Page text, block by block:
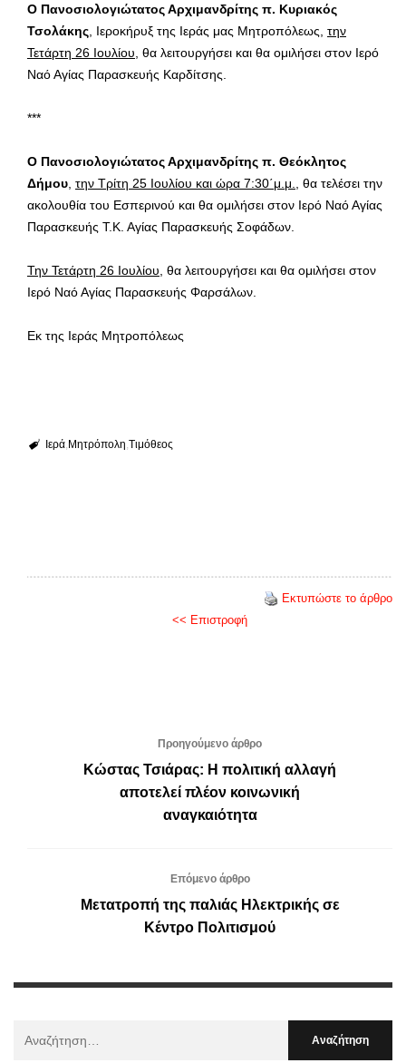
Ο Πανοσιολογιώτατος Αρχιμανδρίτης π. Κυριακός
Τσολάκης , Ιεροκήρυξ της Ιεράς μας Μητροπόλεως, την
Τετάρτη 26 Ιουλίου , θα λειτουργήσει και θα ομιλήσει στον Ιερό
Ναό Αγίας Παρασκευής Καρδίτσης.
***
Ο Πανοσιολογιώτατος Αρχιμανδρίτης π. Θεόκλητος
Δήμου την Τρίτη 25 Ιουλίου και ώρα 7:30΄μ.μ.
, θα τελέσει την
ακολουθία του Εσπερινού και θα ομιλήσει στον Ιερό Ναό Αγίας
Παρασκευής Τ.Κ. Αγίας Παρασκευής Σοφάδων.
Την Τετάρτη 26 Ιουλίου , θα λειτουργήσει και θα ομιλήσει στον
Ιερό Ναό Αγίας Παρασκευής Φαρσάλων.
Εκ της Ιεράς Μητροπόλεως
Ιερά Μητρόπολη Τιμόθεος
Εκτυπώστε το άρθρο
<< Επιστροφή
Προηγούμενο άρθρο
Κώστας Τσιάρας: Η πολιτική αλλαγή
αποτελεί πλέον κοινωνική
αναγκαιότητα
Επόμενο άρθρο
Μετατροπή της παλιάς Ηλεκτρικής σε
Κέντρο Πολιτισμού